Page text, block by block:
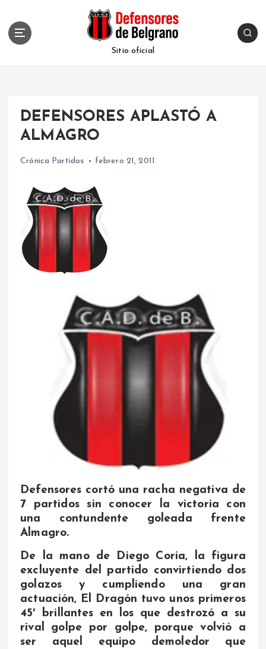
Sitio oficial
DEFENSORES APLASTÓ A
ALMAGRO
Crónica Partidos febrero 21, 2011
Defensores cortó una racha negativa de
7 partidos sin conocer la victoria con
una contundente goleada frente
Almagro.
De la mano de Diego Coria, la figura
excluyente del partido convirtiendo dos
golazos y cumpliendo una gran
actuación, El Dragón tuvo unos primeros
45′ brillantes en los que destrozó a su
rival golpe por golpe, porque volvió a
ser aquel equipo demoledor que